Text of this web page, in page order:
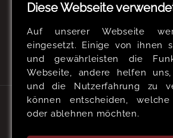
Diese Webseite
Auf unserer Webseite
eingesetzt. Einige von ihnen
und gewährleisten die
Webseite, andere helfen
und die Nutzerfahrung zu
können entscheiden,
oder ablehnen möchten.
KONTAKTIEREN SIE